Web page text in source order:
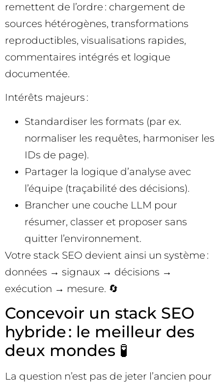
remettent de l’ordre : chargement de
sources hétérogènes, transformations
reproductibles, visualisations rapides,
commentaires intégrés et logique
documentée.
Intérêts majeurs :
Standardiser les formats (par ex.
normaliser les requêtes, harmoniser les
IDs de page).
Partager la logique d’analyse avec
l’équipe (traçabilité des décisions).
Brancher une couche LLM pour
résumer, classer et proposer sans
quitter l’environnement.
Votre stack SEO devient ainsi un système :
données → signaux → décisions →
exécution → mesure. 🔄
Concevoir un stack SEO
hybride : le meilleur des
deux mondes 🧪
La question n’est pas de jeter l’ancien pour